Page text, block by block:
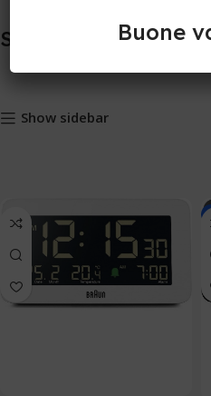
Sveglie
Show sidebar
Buone